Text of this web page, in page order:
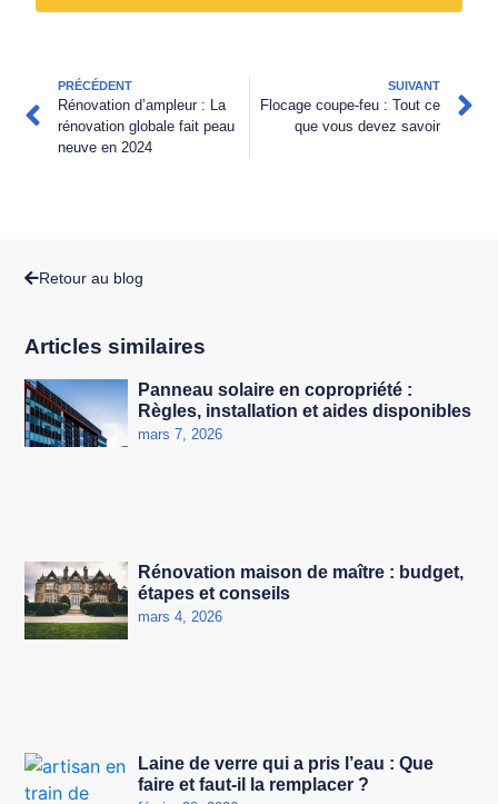
Retour au blog
Articles similaires
Panneau solaire en copropriété :
Règles, installation et aides disponibles
mars 7, 2026
Rénovation maison de maître : budget,
étapes et conseils
mars 4, 2026
Laine de verre qui a pris l’eau : Que
faire et faut-il la remplacer ?
PRÉCÉDENT
Rénovation d’ampleur : La
rénovation globale fait peau
neuve en 2024
SUIVANT
Flocage coupe-feu : Tout ce
que vous devez savoir